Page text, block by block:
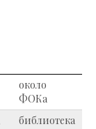
около
ФОКа
библиотека